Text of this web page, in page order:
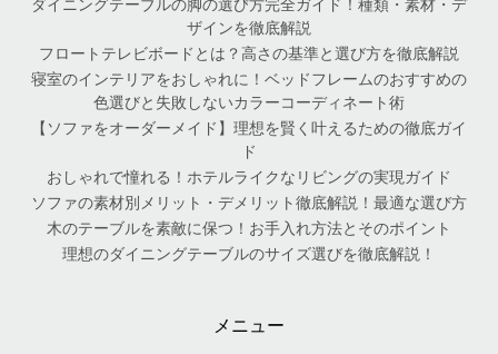
ダイニングテーブルの脚の選び方完全ガイド！種類・素材・デ
ザインを徹底解説
フロートテレビボードとは？高さの基準と選び方を徹底解説
寝室のインテリアをおしゃれに！ベッドフレームのおすすめの
色選びと失敗しないカラーコーディネート術
【ソファをオーダーメイド】理想を賢く叶えるための徹底ガイ
ド
おしゃれで憧れる！ホテルライクなリビングの実現ガイド
ソファの素材別メリット・デメリット徹底解説！最適な選び方
木のテーブルを素敵に保つ！お手入れ方法とそのポイント
理想のダイニングテーブルのサイズ選びを徹底解説！
メニュー